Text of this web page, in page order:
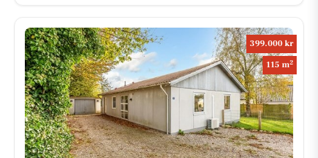
399.000 kr
115 m2